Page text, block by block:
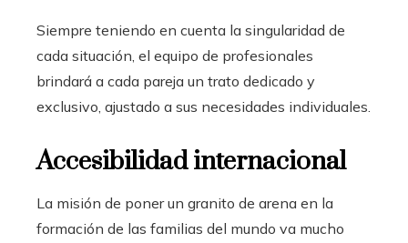
Siempre teniendo en cuenta la singularidad de
cada situación, el equipo de profesionales
brindará a cada pareja un trato dedicado y
exclusivo, ajustado a sus necesidades individuales.
Accesibilidad internacional
La misión de poner un granito de arena en la
formación de las familias del mundo va mucho